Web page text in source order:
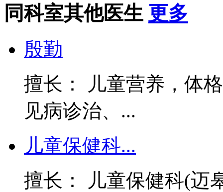
同科室其他医生 更多
殷勤
擅长： 儿童营养，体
见病诊治、...
儿童保健科...
擅长： 儿童保健科(迈